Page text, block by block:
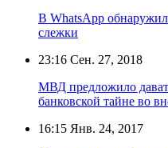
В WhatsApp
слежки
23:16 Сен. 27, 2018
МВД предложило
банковской тайне во
16:15 Янв. 24, 2017